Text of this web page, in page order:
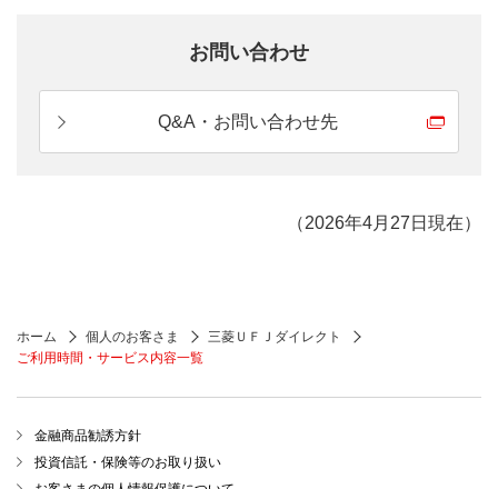
お問い合わせ
Q&A・お問い合わせ先
（2026年4月27日現在）
ホーム 個人のお客さま
三菱ＵＦＪダイレクト
ご利用時間・サービス内容一覧
金融商品勧誘方針
投資信託・保険等のお取り扱い